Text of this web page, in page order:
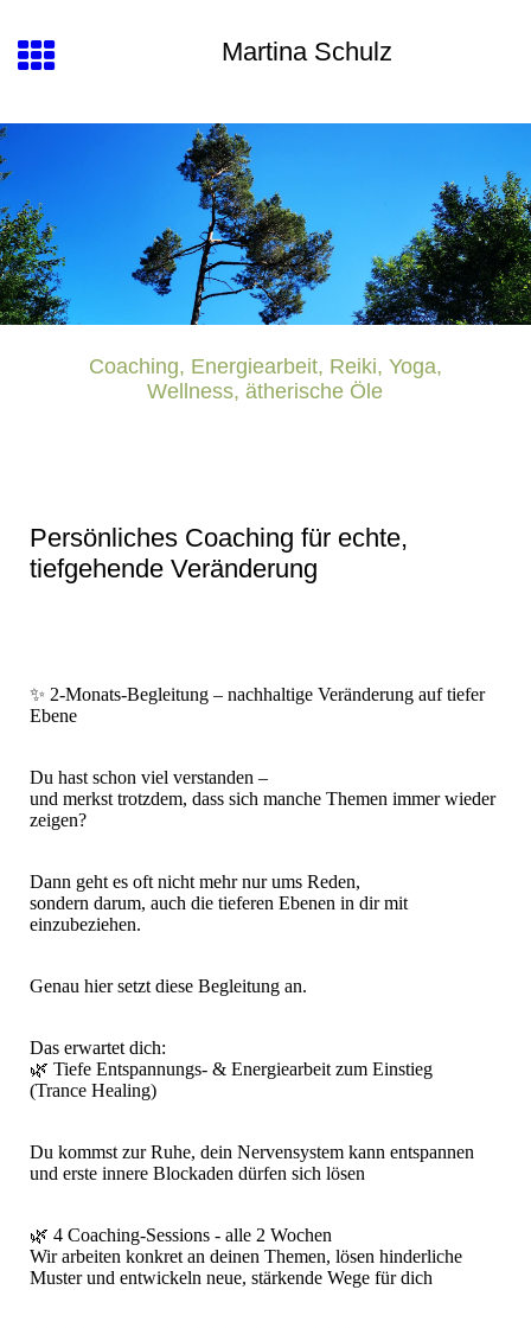
Martina Schulz
Coaching, Energiearbeit, Reiki, Yoga,
Wellness, ätherische Öle
Persönliches Coaching für echte,
tiefgehende Veränderung
✨ 2-Monats-Begleitung – nachhaltige Veränderung auf tiefer
Ebene
Du hast schon viel verstanden –
und merkst trotzdem, dass sich manche Themen immer wieder
zeigen?
Dann geht es oft nicht mehr nur ums Reden,
sondern darum, auch die tieferen Ebenen in dir mit
einzubeziehen.
Genau hier setzt diese Begleitung an.
Das erwartet dich:
🌿 Tiefe Entspannungs- & Energiearbeit zum Einstieg
(Trance Healing)
Du kommst zur Ruhe, dein Nervensystem kann entspannen
und erste innere Blockaden dürfen sich lösen
🌿 4 Coaching-Sessions - alle 2 Wochen
Wir arbeiten konkret an deinen Themen, lösen hinderliche
Muster und entwickeln neue, stärkende Wege für dich